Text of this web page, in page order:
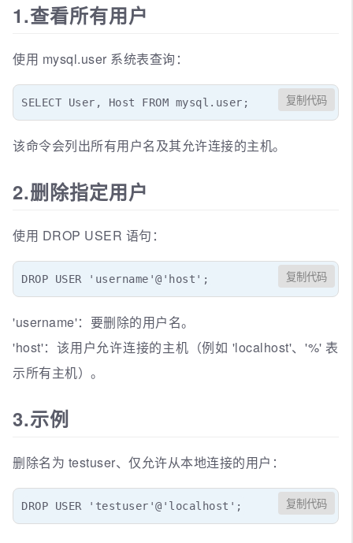
1.查看所有用户
使用 mysql.user 系统表查询：
SELECT User, Host FROM mysql.user; 复制代码
该命令会列出所有用户名及其允许连接的主机。
2.删除指定用户
使用 DROP USER 语句：
DROP USER 'username'@'host'; 复制代码
'username'：要删除的用户名。
'host'：该用户允许连接的主机（例如 'localhost'、'%' 表
示所有主机）。
3.示例
删除名为 testuser、仅允许从本地连接的用户：
DROP USER 'testuser'@'localhost'; 复制代码